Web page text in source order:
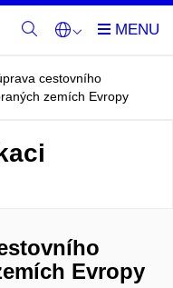
cestovního
zemích Evropy
Evropy